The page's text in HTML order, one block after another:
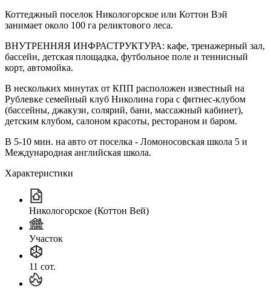
Коттеджный поселок Никологорское или Коттон Вэй
занимает около 100 га реликтового леса.
ВНУТРЕННЯЯ ИНФРАСТРУКТУРА: кафе, тренажерный зал,
бассейн, детская площадка, футбольное поле и теннисный
корт, автомойка.
В нескольких минутах от КПП расположен известный на
Рублевке семейный клуб Николина гора с фитнес-клубом
(бассейны, джакузи, солярий, бани, массажный кабинет),
детским клубом, салоном красоты, рестораном и баром.
В 5-10 мин. на авто от поселка - Ломоносовская школа 5 и
Международная английская школа.
Характеристики
Никологорское (Коттон Вей)
Участок
11 сот.